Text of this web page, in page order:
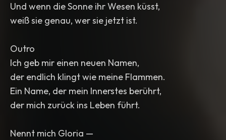
Und wenn die Sonne ihr Wesen küsst,
weiß sie genau, wer sie jetzt ist.
Outro
Ich geb mir einen neuen Namen,
der endlich klingt wie meine Flammen.
Ein Name, der mein Innerstes berührt,
der mich zurück ins Leben führt.
Nennt mich Gloria —